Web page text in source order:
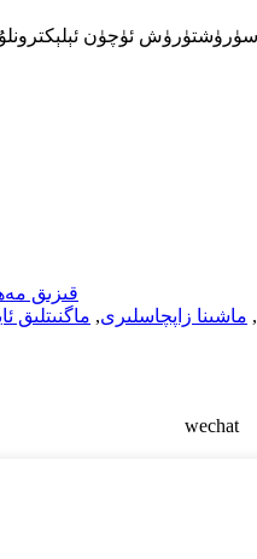
قىزىق
, ماشىنا زاپچاسلىرى, ماگنىتلىق
wechat